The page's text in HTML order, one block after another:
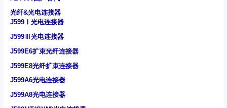
光纤&光电连接器
J599Ⅰ光电连接器
J599Ⅲ光电连接器
J599E6扩束光纤连接器
J599E8光纤扩束连接器
J599A6光电连接器
J599A8光电连接器